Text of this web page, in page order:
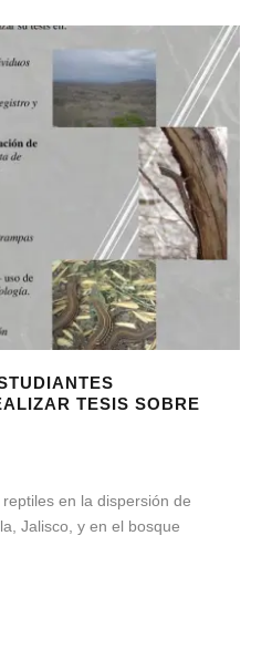
TESIS SOBRE
en la dispersión de
Jalisco, y en el bosque